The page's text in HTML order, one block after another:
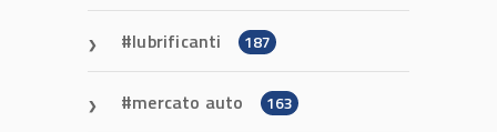
lubrificanti 187
mercato auto 163